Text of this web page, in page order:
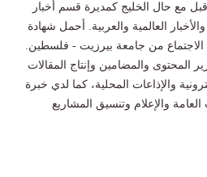
مع حال الخليج كمديرة قسم أخبار
العالمية والعربية. أحمل شهادة
الاجتماع من جامعة بيرزيت - فلسطين.
المحتوى والمضامين وإنتاج المقالات
والإذاعات المحلية، كما لدي خبرة
والإعلام وتنسيق المشاريع